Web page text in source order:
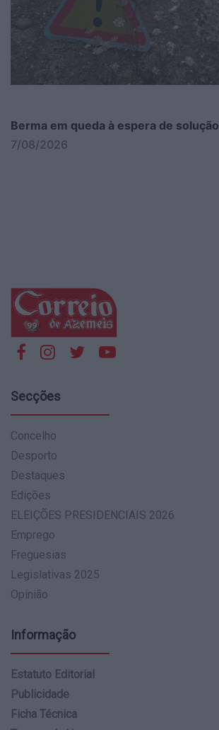
Berma em queda à espera de solução
7/08/2026
Secções
Concelho
Desporto
Destaques
Edições
ELEIÇÕES PRESIDENCIAIS 2026
Emprego
Freguesias
Legislativas 2025
Opinião
Informação
Estatuto Editorial
Publicidade
Ficha Técnica